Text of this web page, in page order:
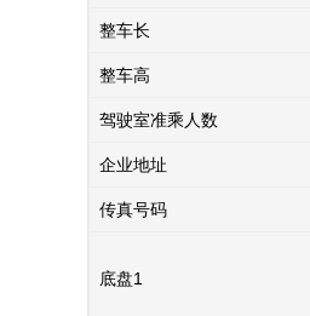
整车长
整车高
驾驶室准乘人数
企业地址
传真号码
底盘1